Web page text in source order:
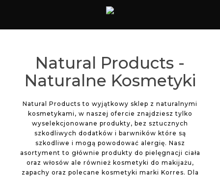
Natural Products -
Naturalne Kosmetyki
Natural Products to wyjątkowy sklep z naturalnymi
kosmetykami, w naszej ofercie znajdziesz tylko
wyselekcjonowane produkty, bez sztucznych
szkodliwych dodatków i barwników które są
szkodliwe i mogą powodować alergię. Nasz
asortyment to głównie produkty do pielęgnacji ciała
oraz włosów ale również kosmetyki do makijażu,
zapachy oraz polecane kosmetyki marki Korres. Dla